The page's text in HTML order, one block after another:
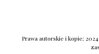
Prawa autorskie i kopie;